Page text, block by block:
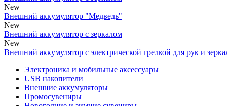
New
Внешний аккумулятор "Медведь"
New
Внешний аккумулятор с зеркалом
New
Внешний аккумулятор с электрической грелкой для рук и
Электроника и мобильные аксессуары
USB накопители
Внешние аккумуляторы
Промосувениры